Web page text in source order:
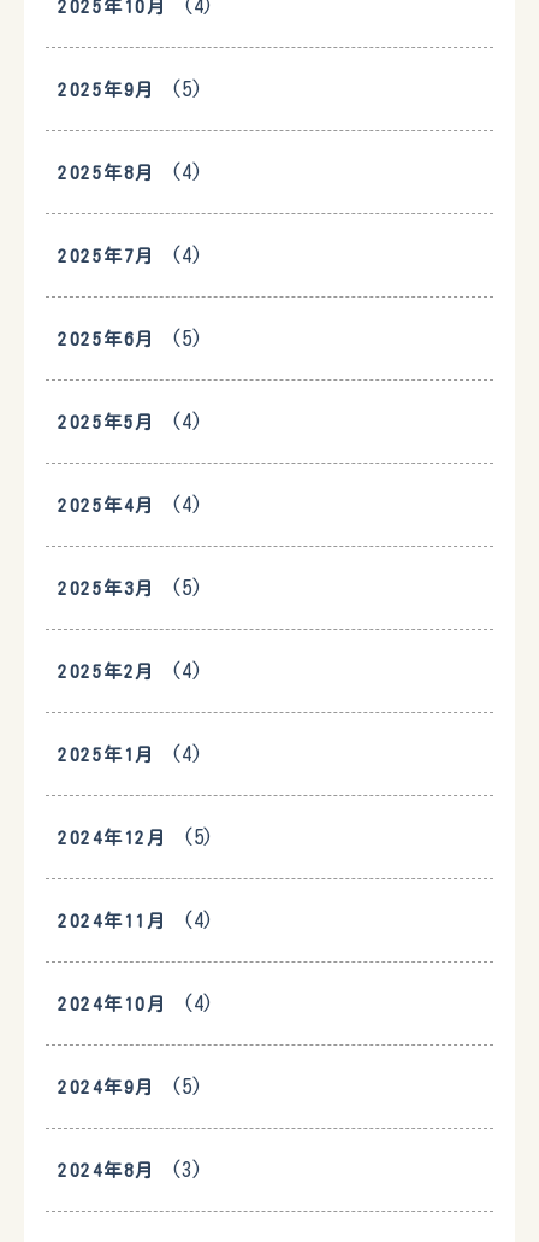
2025年10月 (4)
2025年9月 (5)
2025年8月 (4)
2025年7月 (4)
2025年6月 (5)
2025年5月 (4)
2025年4月 (4)
2025年3月 (5)
2025年2月 (4)
2025年1月 (4)
2024年12月 (5)
2024年11月 (4)
2024年10月 (4)
2024年9月 (5)
2024年8月 (3)